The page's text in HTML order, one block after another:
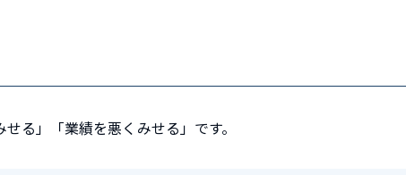
る」「業績を悪くみせる」です。